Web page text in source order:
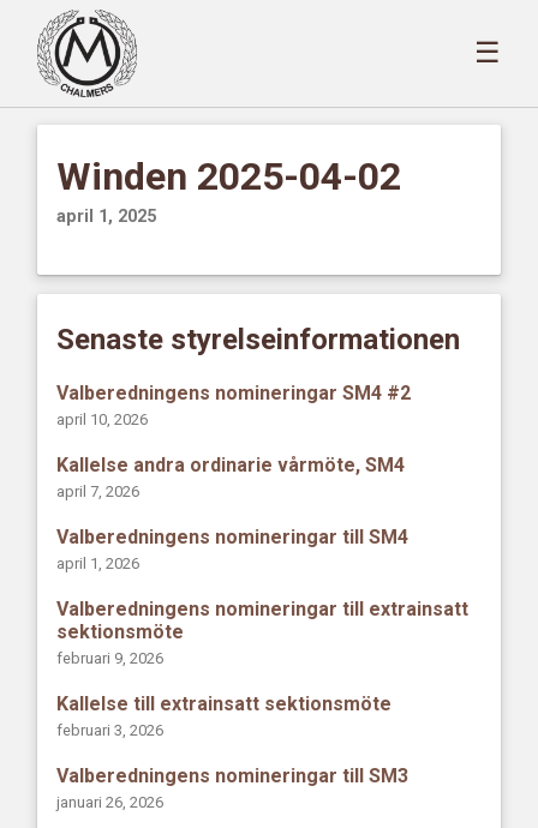
☰
Winden 2025-04-02
april 1, 2025
Senaste styrelseinformationen
Valberedningens nomineringar SM4 #2
april 10, 2026
Kallelse andra ordinarie vårmöte, SM4
april 7, 2026
Valberedningens nomineringar till SM4
april 1, 2026
Valberedningens nomineringar till extrainsatt
sektionsmöte
februari 9, 2026
Kallelse till extrainsatt sektionsmöte
februari 3, 2026
Valberedningens nomineringar till SM3
januari 26, 2026